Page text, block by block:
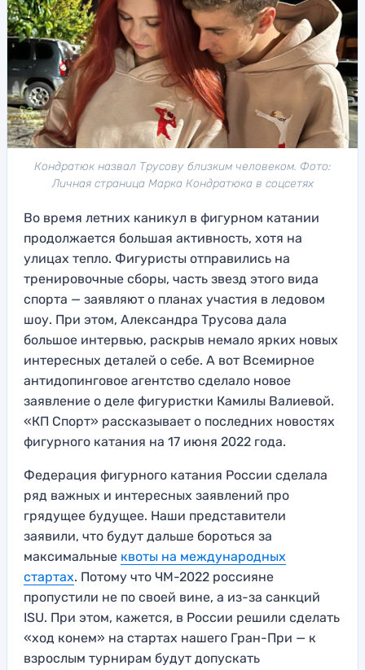
Кондратюк назвал Трусову близким человеком. Фото:
Личная страница Марка Кондратюка в соцсетях
Во время летних каникул в фигурном катании
продолжается большая активность, хотя на
улицах тепло. Фигуристы отправились на
тренировочные сборы, часть звезд этого вида
спорта — заявляют о планах участия в ледовом
шоу. При этом, Александра Трусова дала
большое интервью, раскрыв немало ярких новых
интересных деталей о себе. А вот Всемирное
антидопинговое агентство сделало новое
заявление о деле фигуристки Камилы Валиевой.
«КП Спорт» рассказывает о последних новостях
фигурного катания на 17 июня 2022 года.
Федерация фигурного катания России сделала
ряд важных и интересных заявлений про
грядущее будущее. Наши представители
заявили, что будут дальше бороться за
максимальные квоты на международных
стартах. Потому что ЧМ-2022 россияне
пропустили не по своей вине, а из-за санкций
ISU. При этом, кажется, в России решили сделать
«ход конем» на стартах нашего Гран-При — к
взрослым турнирам будут допускать